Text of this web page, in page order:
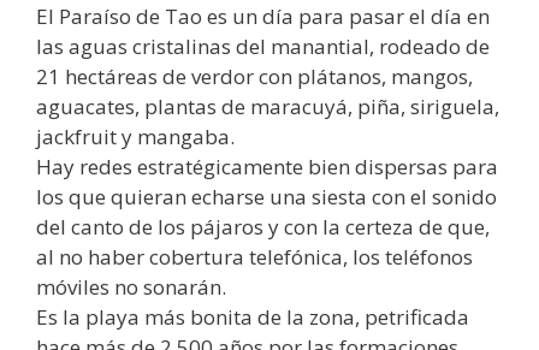
El Paraíso de Tao es un día para pasar el día en
las aguas cristalinas del manantial, rodeado de
21 hectáreas de verdor con plátanos, mangos,
aguacates, plantas de maracuyá, piña, siriguela,
jackfruit y mangaba.
Hay redes estratégicamente bien dispersas para
los que quieran echarse una siesta con el sonido
del canto de los pájaros y con la certeza de que,
al no haber cobertura telefónica, los teléfonos
móviles no sonarán.
Es la playa más bonita de la zona, petrificada